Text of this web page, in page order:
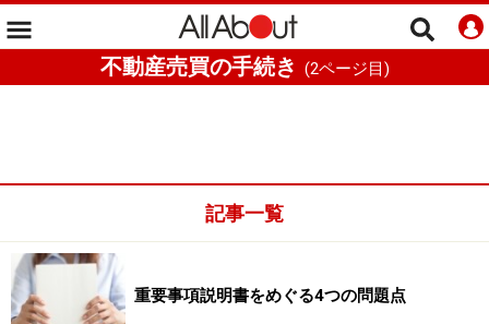
不動産売買の手続き (2ページ目)
記事一覧
重要事項説明書をめぐる4つの問題点